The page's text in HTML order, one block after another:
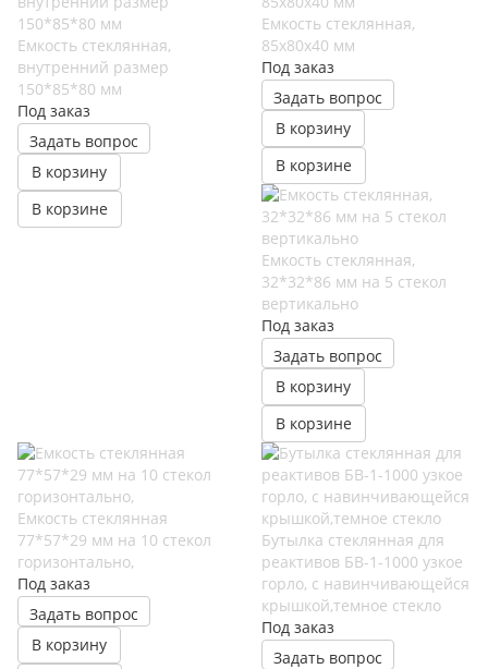
Емкость стеклянная,
внутренний размер
150*85*80 мм
Под заказ
Задать вопрос
В корзину
В корзине
Емкость стеклянная,
85х80х40 мм
Под заказ
Задать вопрос
В корзину
В корзине
Емкость стеклянная,
32*32*86 мм на 5 стекол
вертикально
Под заказ
Задать вопрос
В корзину
В корзине
Емкость стеклянная
77*57*29 мм на 10 стекол
горизонтально,
Под заказ
Задать вопрос
В корзину
Бутылка стеклянная для
реактивов БВ-1-1000 узкое
горло, с навинчивающейся
крышкой,темное стекло
Под заказ
Задать вопрос